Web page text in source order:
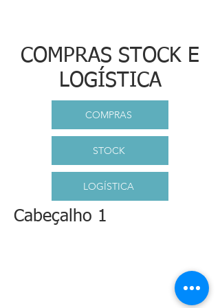
COMPRAS STOCK E
LOGÍSTICA
COMPRAS
STOCK
LOGÍSTICA
Cabeçalho 1